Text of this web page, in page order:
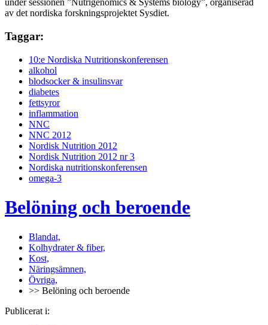
under sessionen ”Nutrigenomics & Systems biology”, organiserad
av det nordiska forskningsprojektet Sysdiet.
Taggar:
10:e Nordiska Nutritionskonferensen
alkohol
blodsocker & insulinsvar
diabetes
fettsyror
inflammation
NNC
NNC 2012
Nordisk Nutrition 2012
Nordisk Nutrition 2012 nr 3
Nordiska nutritionskonferensen
omega-3
Belöning och beroende
Blandat,
Kolhydrater & fiber,
Kost,
Näringsämnen,
Övriga,
>> Belöning och beroende
Publicerat i: